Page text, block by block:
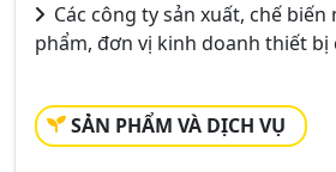
Các công ty sản xuất, chế
phẩm, đơn vị kinh doanh thiết bị
SẢN PHẨM VÀ DỊCH VỤ